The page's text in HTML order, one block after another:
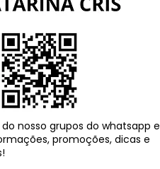
nosso grupos do whatsapp e
promoções, dicas e